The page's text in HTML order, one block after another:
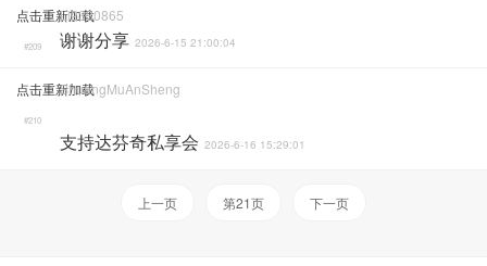
点击重新加载
Ll2330865
#209 谢谢分享 2026-6-15 21:00:04
点击重新加载ShuangMuAnSheng
#210
支持达芬奇私享会 2026-6-16 15:29:01
上一页 第21页 下一页